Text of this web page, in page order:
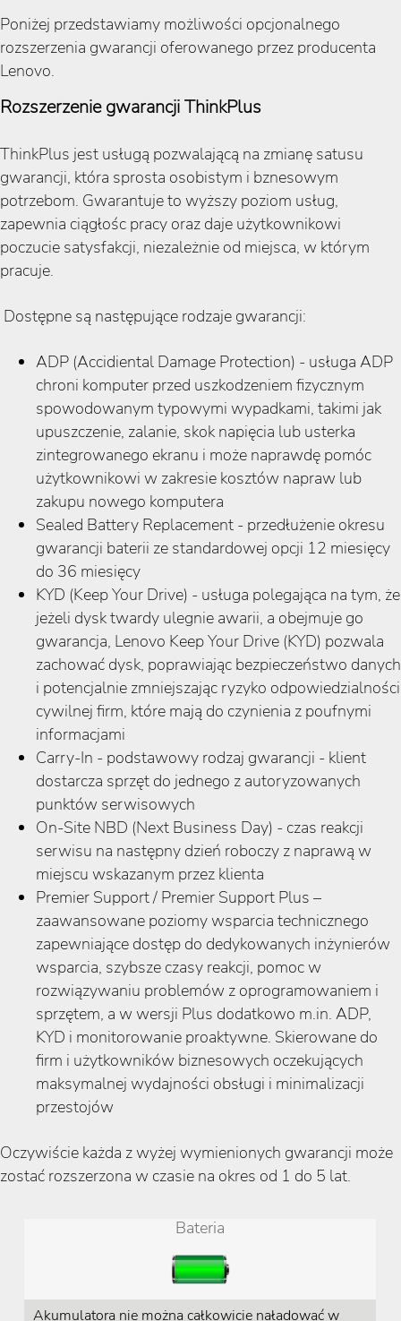
Poniżej przedstawiamy możliwości opcjonalnego
rozszerzenia gwarancji oferowanego przez producenta
Lenovo.
Rozszerzenie gwarancji ThinkPlus
ThinkPlus jest usługą pozwalającą na zmianę satusu
gwarancji, która sprosta osobistym i bznesowym
potrzebom. Gwarantuje to wyższy poziom usług,
zapewnia ciągłośc pracy oraz daje użytkownikowi
poczucie satysfakcji, niezależnie od miejsca, w którym
pracuje.
Dostępne są następujące rodzaje gwarancji:
ADP (Accidiental Damage Protection) - usługa ADP
chroni komputer przed uszkodzeniem fizycznym
spowodowanym typowymi wypadkami, takimi jak
upuszczenie, zalanie, skok napięcia lub usterka
zintegrowanego ekranu i może naprawdę pomóc
użytkownikowi w zakresie kosztów napraw lub
zakupu nowego komputera
Sealed Battery Replacement - przedłużenie okresu
gwarancji baterii ze standardowej opcji 12 miesięcy
do 36 miesięcy
KYD (Keep Your Drive) - usługa polegająca na tym, że
jeżeli dysk twardy ulegnie awarii, a obejmuje go
gwarancja, Lenovo Keep Your Drive (KYD) pozwala
zachować dysk, poprawiając bezpieczeństwo danych
i potencjalnie zmniejszając ryzyko odpowiedzialności
cywilnej firm, które mają do czynienia z poufnymi
informacjami
Carry-In - podstawowy rodzaj gwarancji - klient
dostarcza sprzęt do jednego z autoryzowanych
punktów serwisowych
On-Site NBD (Next Business Day) - czas reakcji
serwisu na następny dzień roboczy z naprawą w
miejscu wskazanym przez klienta
Premier Support / Premier Support Plus –
zaawansowane poziomy wsparcia technicznego
zapewniające dostęp do dedykowanych inżynierów
wsparcia, szybsze czasy reakcji, pomoc w
rozwiązywaniu problemów z oprogramowaniem i
sprzętem, a w wersji Plus dodatkowo m.in. ADP,
KYD i monitorowanie proaktywne. Skierowane do
firm i użytkowników biznesowych oczekujących
maksymalnej wydajności obsługi i minimalizacji
przestojów
Oczywiście każda z wyżej wymienionych gwarancji może
zostać rozszerzona w czasie na okres od 1 do 5 lat.
Bateria
Akumulatora nie można całkowicie naładować w